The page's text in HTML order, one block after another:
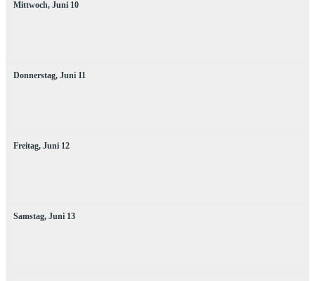
Mittwoch, Juni 10
Donnerstag, Juni 11
Freitag, Juni 12
Samstag, Juni 13